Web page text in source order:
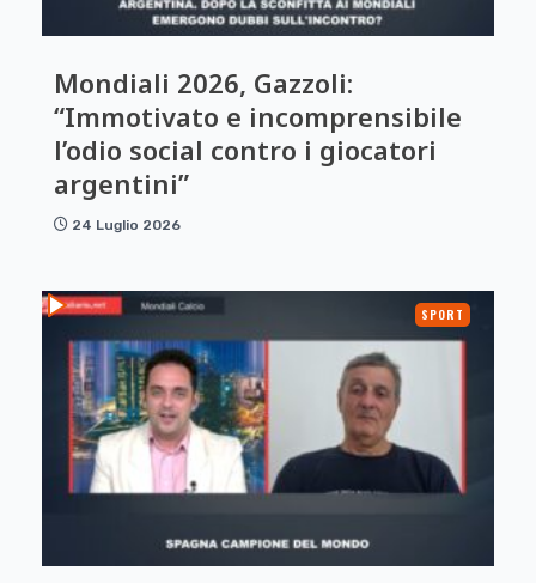
Mondiali 2026, Gazzoli:
“Immotivato e incomprensibile
l’odio social contro i giocatori
argentini”
24 Luglio 2026
SPORT